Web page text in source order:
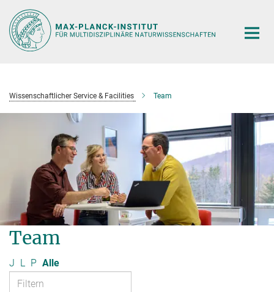
Hauptinhalt
Wissenschaftlicher Service & Facilities Team
Team
J L P Alle